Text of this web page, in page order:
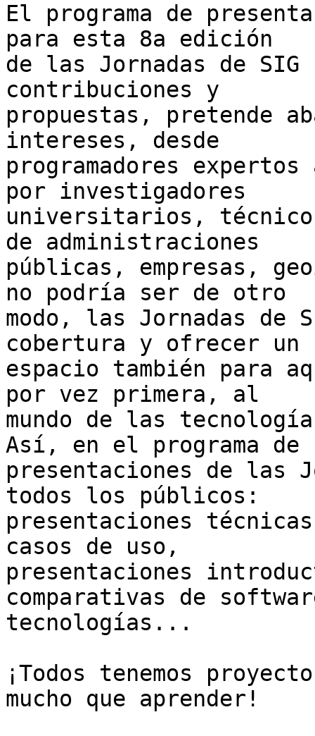
El programa de
para esta 8a edición
de las Jornadas de
contribuciones y
propuestas, pretende
intereses, desde
programadores
por investigadores
universitarios,
de administraciones
públicas, empresas,
no podría ser de otro
modo, las Jornadas de
cobertura y ofrecer un
espacio también para
por vez primera, al
mundo de las
Así, en el programa de
presentaciones de las
todos los públicos:
presentaciones
casos de uso,
presentaciones
comparativas de
tecnologías...
¡Todos tenemos
mucho que aprender!